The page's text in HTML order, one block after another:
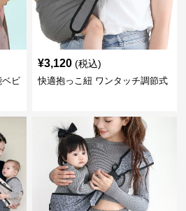
ベビ
¥3,120 (税込)
快適抱っこ紐 ワンタッチ調節式